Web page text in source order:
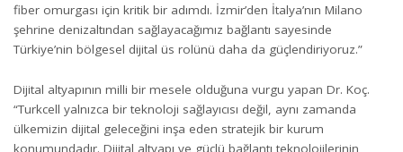
fiber omurgası için kritik bir adımdı. İzmir’den İtalya’nın Milano
şehrine denizaltından sağlayacağımız bağlantı sayesinde
Türkiye’nin bölgesel dijital üs rolünü daha da güçlendiriyoruz.”
Dijital altyapının milli bir mesele olduğuna vurgu yapan Dr. Koç.
“Turkcell yalnızca bir teknoloji sağlayıcısı değil, aynı zamanda
ülkemizin dijital geleceğini inşa eden stratejik bir kurum
konumundadır. Dijital altyapı ve güçlü bağlantı teknolojilerinin